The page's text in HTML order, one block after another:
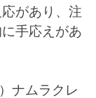
があり、注
手応えがあ
ナムラクレ